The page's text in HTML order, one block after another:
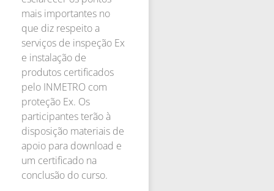
mais importantes no
que diz respeito a
serviços de inspeção Ex
e instalação de
produtos certificados
pelo INMETRO com
proteção Ex. Os
participantes terão à
disposição materiais de
apoio para download e
um certificado na
conclusão do curso.